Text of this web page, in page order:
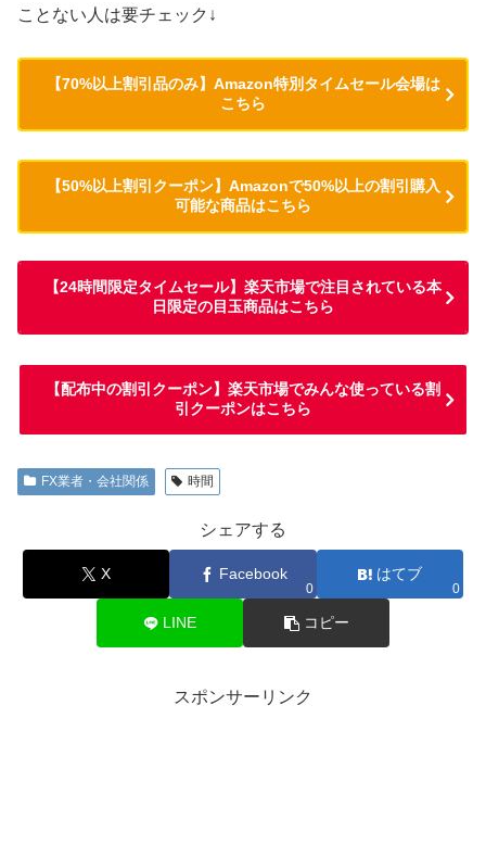
ことない人は要チェック↓
【70%以上割引品のみ】Amazon特別タイムセール会場は
こちら
【50%以上割引クーポン】Amazonで50%以上の割引購入
可能な商品はこちら
【24時間限定タイムセール】楽天市場で注目されている本
日限定の目玉商品はこちら
【配布中の割引クーポン】楽天市場でみんな使っている割
引クーポンはこちら
FX業者・会社関係 時間
シェアする
X Facebook
0
はてブ
0
LINE コピー
スポンサーリンク